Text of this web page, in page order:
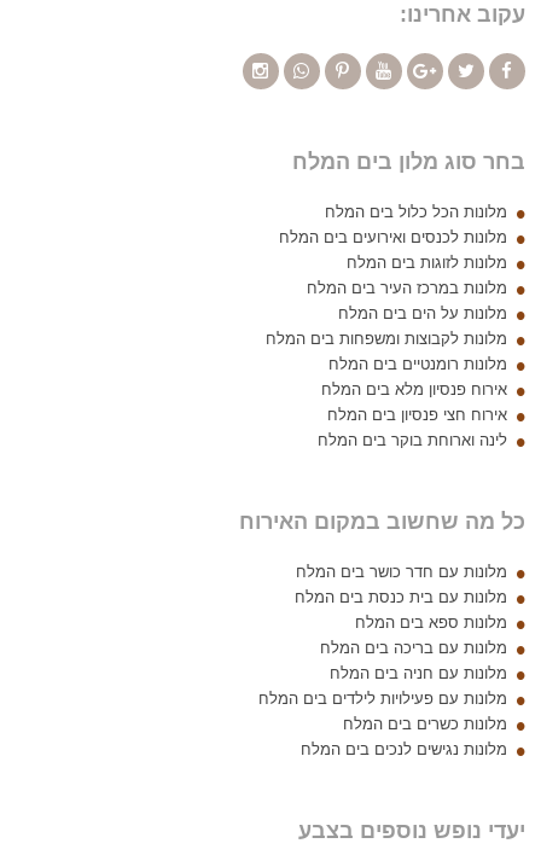
עקוב אחרינו:
בחר סוג מלון בים המלח
מלונות הכל כלול בים המלח
מלונות לכנסים ואירועים בים המלח
מלונות לזוגות בים המלח
מלונות במרכז העיר בים המלח
מלונות על הים בים המלח
מלונות לקבוצות ומשפחות בים המלח
מלונות רומנטיים בים המלח
אירוח פנסיון מלא בים המלח
אירוח חצי פנסיון בים המלח
לינה וארוחת בוקר בים המלח
כל מה שחשוב במקום האירוח
מלונות עם חדר כושר בים המלח
מלונות עם בית כנסת בים המלח
מלונות ספא בים המלח
מלונות עם בריכה בים המלח
מלונות עם חניה בים המלח
מלונות עם פעילויות לילדים בים המלח
מלונות כשרים בים המלח
מלונות נגישים לנכים בים המלח
יעדי נופש נוספים בצבע